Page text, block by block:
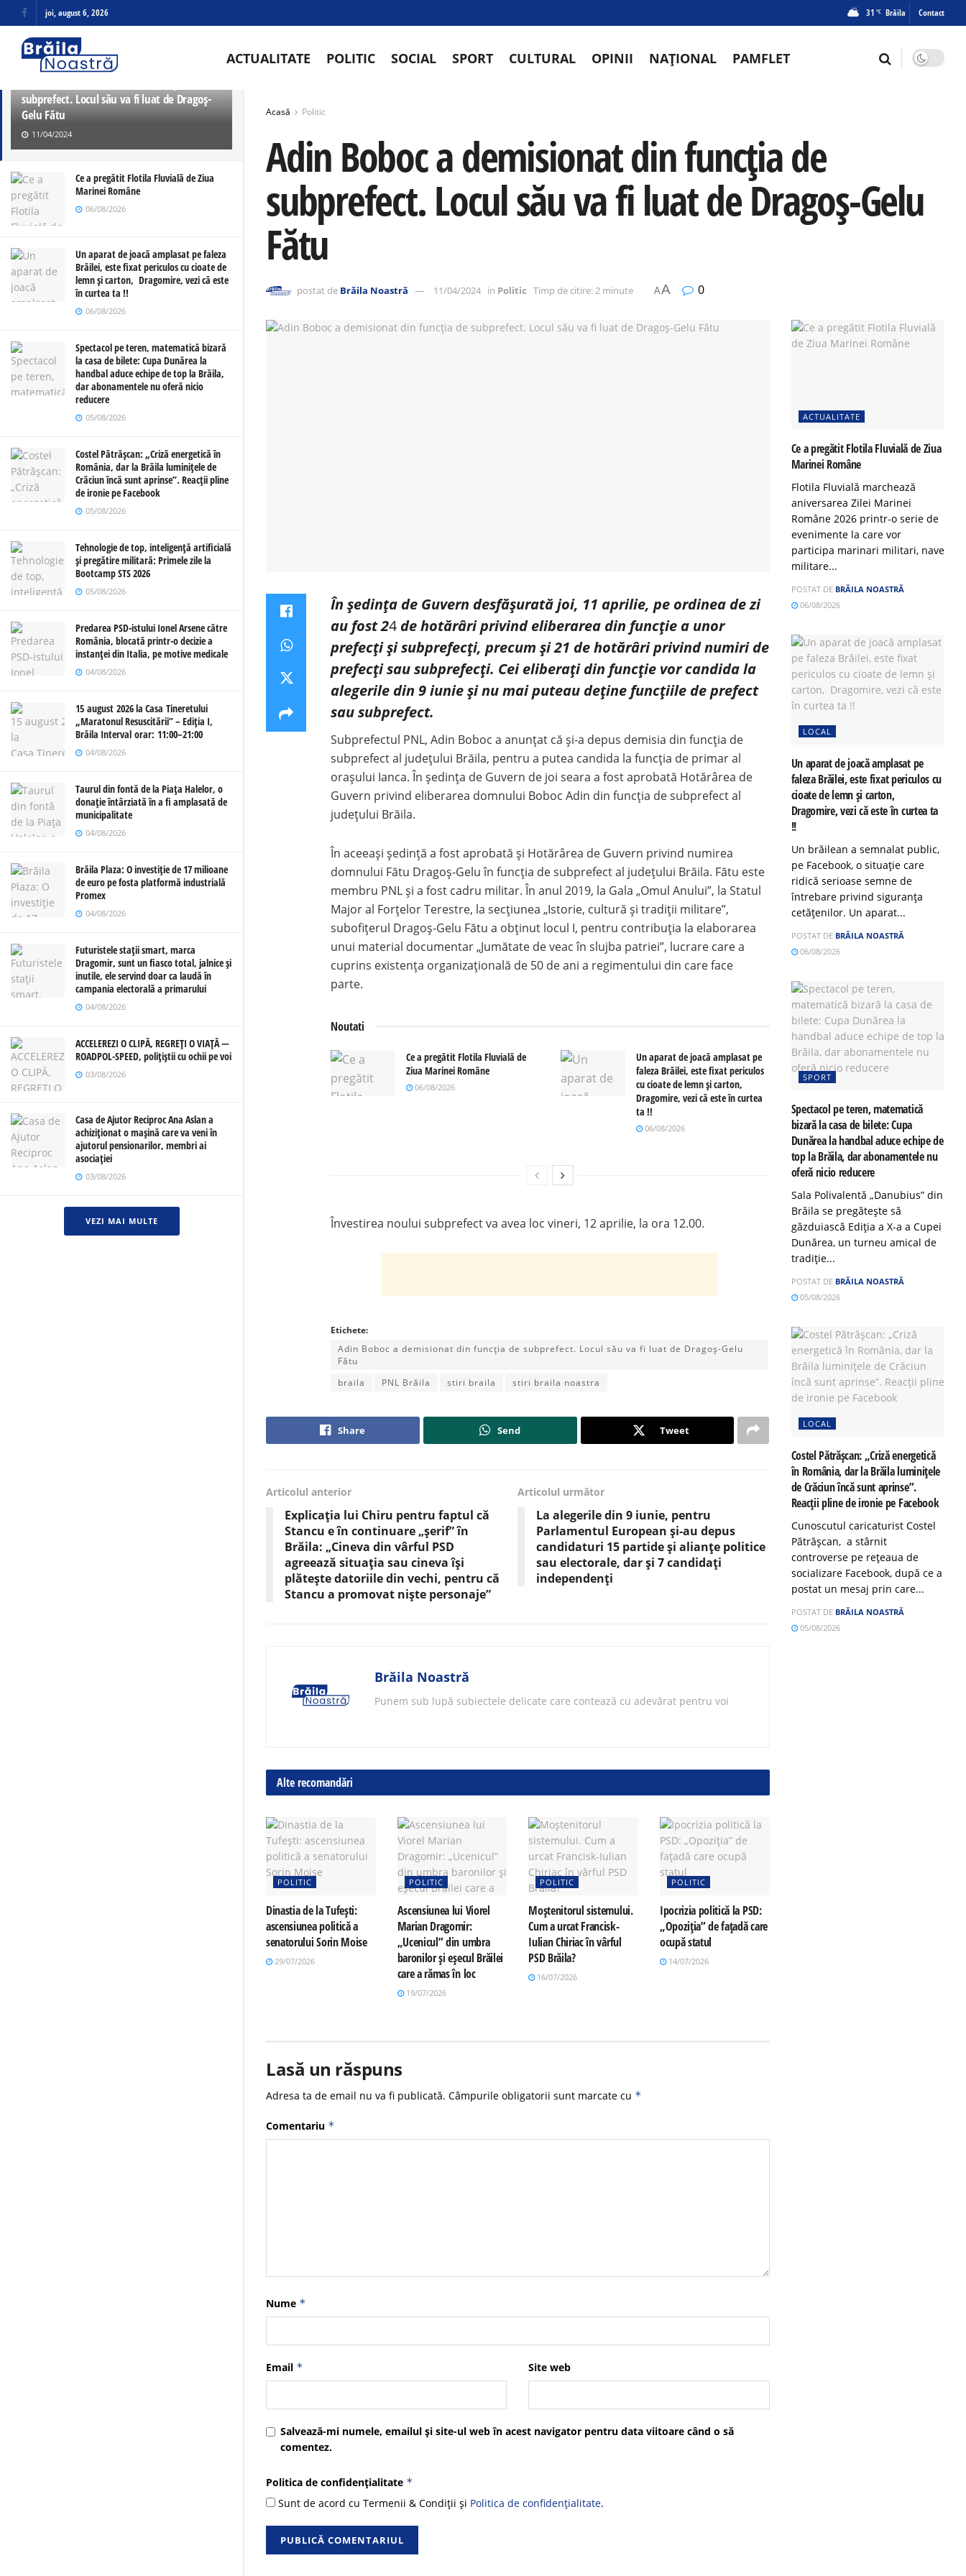
ULTIMELE TRENDING
subprefect. Locul său va fi luat de Dragoș-
Gelu Fătu
11/04/2024
Ce a pregătit Flotila Fluvială de Ziua
Marinei Române
06/08/2026
Un aparat de joacă amplasat pe faleza
Brăilei, este fixat periculos cu cioate de
lemn și carton, Dragomire, vezi că este
în curtea ta !!
06/08/2026
Spectacol pe teren, matematică bizară
la casa de bilete: Cupa Dunărea la
handbal aduce echipe de top la Brăila,
dar abonamentele nu oferă nicio
reducere
05/08/2026
Costel Pătrășcan: „Criză energetică în
România, dar la Brăila luminițele de
Crăciun încă sunt aprinse”. Reacții pline
de ironie pe Facebook
05/08/2026
Tehnologie de top, inteligență artificială
și pregătire militară: Primele zile la
Bootcamp STS 2026
05/08/2026
Predarea PSD-istului Ionel Arsene către
România, blocată printr-o decizie a
instanței din Italia, pe motive medicale
04/08/2026
15 august 2026 la Casa Tineretului
„Maratonul Resuscitării” – Ediția I,
Brăila Interval orar: 11:00–21:00
04/08/2026
Taurul din fontă de la Piața Halelor, o
donație întârziată în a fi amplasată de
municipalitate
04/08/2026
Brăila Plaza: O investiție de 17 milioane
de euro pe fosta platformă industrială
Promex
04/08/2026
Futuristele stații smart, marca
Dragomir, sunt un fiasco total, jalnice și
inutile, ele servind doar ca laudă în
campania electorală a primarului
04/08/2026
ACCELEREZI O CLIPĂ, REGREȚI O VIAȚĂ —
ROADPOL-SPEED, polițiștii cu ochii pe voi
03/08/2026
Casa de Ajutor Reciproc Ana Aslan a
achiziționat o mașină care va veni în
ajutorul pensionarilor, membri ai
asociației
03/08/2026
VEZI MAI MULTE
joi, august 6, 2026 31 °C Brăila Contact
ACTUALITATE POLITIC SOCIAL SPORT CULTURAL OPINII NAȚIONAL PAMFLET
Acasă Politic
Adin Boboc a demisionat din funcția de
subprefect. Locul său va fi luat de Dragoș-Gelu
Fătu
postat de Brăila Noastră 11/04/2024 in Politic Timp de citire: 2 minute AA 0
În ședința de Guvern desfășurată joi, 11 aprilie, pe ordinea de zi
au fost 24 de hotărâri privind eliberarea din funcție a unor
prefecți și subprefecți, precum și 21 de hotărâri privind numiri de
prefecți sau subprefecți. Cei eliberați din funcție vor candida la
alegerile din 9 iunie și nu mai puteau deține funcțiile de prefect
sau subprefect.
Subprefectul PNL, Adin Boboc a anunțat că și-a depus demisia din funcţia de
subprefect al judeţului Brăila, pentru a putea candida la funcţia de primar al
oraşului Ianca. În ședința de Guvern de joi seara a fost aprobată Hotărârea de
Guvern privind eliberarea domnului Boboc Adin din funcţia de subprefect al
județului Brăila.
În aceeași ședință a fost aprobată și Hotărârea de Guvern privind numirea
domnului Fătu Dragoș-Gelu în funcţia de subprefect al județului Brăila. Fătu este
membru PNL și a fost cadru militar. În anul 2019, la Gala „Omul Anului”, la Statul
Major al Forţelor Terestre, la secţiunea „Istorie, cultură şi tradiţii militare”,
subofițerul Dragoş-Gelu Fătu a obținut locul I, pentru contribuția la elaborarea
unui material documentar „Jumătate de veac în slujba patriei”, lucrare care a
cuprins existența organizațională de 50 de ani a regimentului din care face
parte.
Noutati
Ce a pregătit Flotila Fluvială de
Ziua Marinei Române
06/08/2026
Un aparat de joacă amplasat pe
faleza Brăilei, este fixat periculos
cu cioate de lemn și carton,
Dragomire, vezi că este în curtea
ta !!
06/08/2026
Învestirea noului subprefect va avea loc vineri, 12 aprilie, la ora 12.00.
Etichete:
Adin Boboc a demisionat din funcția de subprefect. Locul său va fi luat de Dragoș-Gelu
Fătu
braila
PNL Brăila stiri braila stiri braila noastra
Share Send Tweet
Articolul anterior
Explicația lui Chiru pentru faptul că
Stancu e în continuare „șerif” în
Brăila: „Cineva din vârful PSD
agreează situația sau cineva își
plătește datoriile din vechi, pentru că
Stancu a promovat niște personaje”
Articolul următor
La alegerile din 9 iunie, pentru
Parlamentul European și-au depus
candidaturi 15 partide și alianțe politice
sau electorale, dar și 7 candidați
independenți
Brăila Noastră
Punem sub lupă subiectele delicate care contează cu adevărat pentru voi
Alte recomandări
POLITIC
Dinastia de la Tufești:
ascensiunea politică a
senatorului Sorin Moise
29/07/2026
POLITIC
Ascensiunea lui Viorel
Marian Dragomir:
„Ucenicul” din umbra
baronilor și eșecul Brăilei
care a rămas în loc
19/07/2026
POLITIC
Moștenitorul sistemului.
Cum a urcat Francisk-
Iulian Chiriac în vârful
PSD Brăila?
16/07/2026
POLITIC
Ipocrizia politică la PSD:
„Opoziția” de fațadă care
ocupă statul
14/07/2026
Lasă un răspuns
Adresa ta de email nu va fi publicată. Câmpurile obligatorii sunt marcate cu *
Comentariu *
Nume *
Email * Site web
Salvează-mi numele, emailul și site-ul web în acest navigator pentru data viitoare când o să
comentez.
Politica de confidențialitate *
Sunt de acord cu Termenii & Condiții și Politica de confidențialitate.
ACTUALITATE
Ce a pregătit Flotila Fluvială de Ziua
Marinei Române
Flotila Fluvială marchează
aniversarea Zilei Marinei
Române 2026 printr-o serie de
evenimente la care vor
participa marinari militari, nave
militare...
POSTAT DE BRĂILA NOASTRĂ
06/08/2026
LOCAL
Un aparat de joacă amplasat pe
faleza Brăilei, este fixat periculos cu
cioate de lemn și carton,
Dragomire, vezi că este în curtea ta
!!
Un brăilean a semnalat public,
pe Facebook, o situație care
ridică serioase semne de
întrebare privind siguranța
cetățenilor. Un aparat...
POSTAT DE BRĂILA NOASTRĂ
06/08/2026
SPORT
Spectacol pe teren, matematică
bizară la casa de bilete: Cupa
Dunărea la handbal aduce echipe de
top la Brăila, dar abonamentele nu
oferă nicio reducere
Sala Polivalentă „Danubius” din
Brăila se pregătește să
găzduiască Ediția a X-a a Cupei
Dunărea, un turneu amical de
tradiție...
POSTAT DE BRĂILA NOASTRĂ
05/08/2026
LOCAL
Costel Pătrășcan: „Criză energetică
în România, dar la Brăila luminițele
de Crăciun încă sunt aprinse”.
Reacții pline de ironie pe Facebook
Cunoscutul caricaturist Costel
Pătrășcan, a stârnit
controverse pe rețeaua de
socializare Facebook, după ce a
postat un mesaj prin care...
POSTAT DE BRĂILA NOASTRĂ
05/08/2026